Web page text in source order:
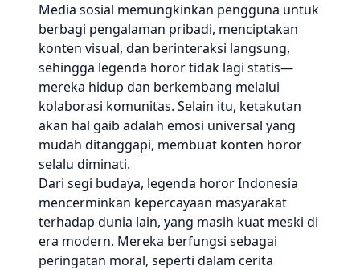
Media sosial memungkinkan pengguna untuk
berbagi pengalaman pribadi, menciptakan
konten visual, dan berinteraksi langsung,
sehingga legenda horor tidak lagi statis—
mereka hidup dan berkembang melalui
kolaborasi komunitas. Selain itu, ketakutan
akan hal gaib adalah emosi universal yang
mudah ditanggapi, membuat konten horor
selalu diminati.
Dari segi budaya, legenda horor Indonesia
mencerminkan kepercayaan masyarakat
terhadap dunia lain, yang masih kuat meski di
era modern. Mereka berfungsi sebagai
peringatan moral, seperti dalam cerita